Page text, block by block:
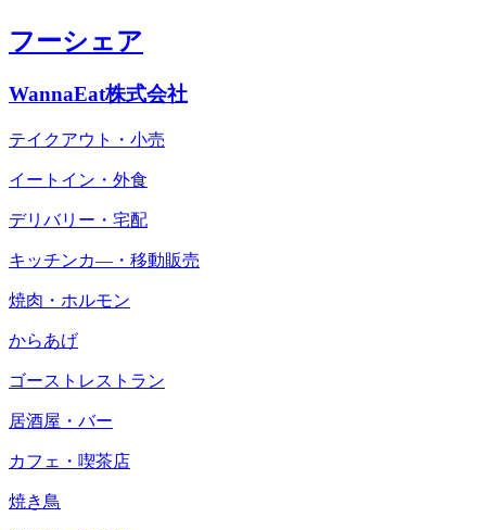
フーシェア
WannaEat株式会社
テイクアウト・小売
イートイン・外食
デリバリー・宅配
キッチンカ―・移動販売
焼肉・ホルモン
からあげ
ゴーストレストラン
居酒屋・バー
カフェ・喫茶店
焼き鳥